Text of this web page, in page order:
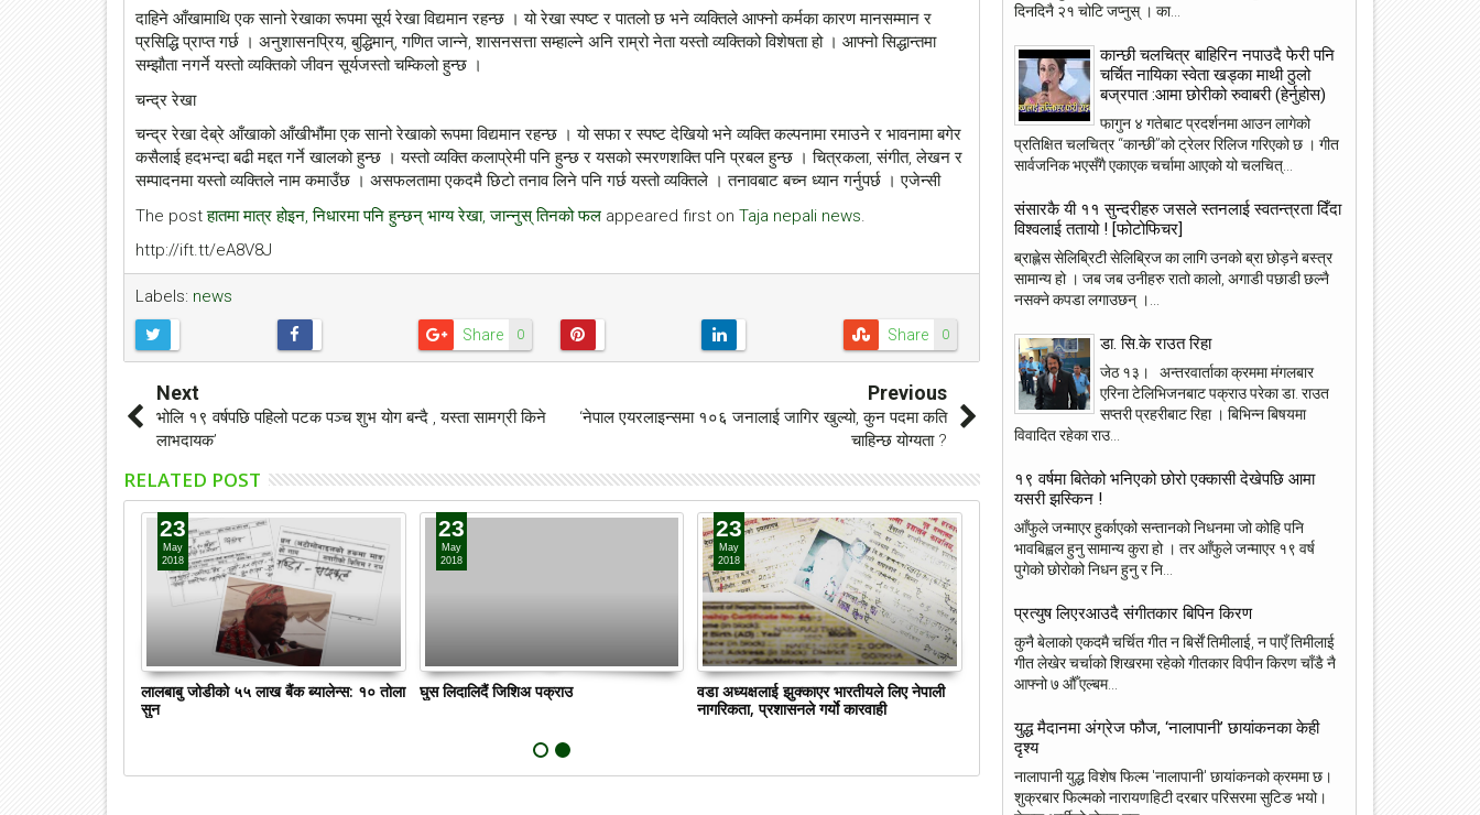
दाहिने आँखामाथि एक सानो रेखाका रूपमा सूर्य रेखा विद्यमान रहन्छ । यो रेखा स्पष्ट र पातलो छ भने व्यक्तिले आफ्नो कर्मका कारण मानसम्मान र
प्रसिद्धि प्राप्त गर्छ । अनुशासनप्रिय, बुद्धिमान्, गणित जान्ने, शासनसत्ता सम्हाल्ने अनि राम्रो नेता यस्तो व्यक्तिको विशेषता हो । आफ्नो सिद्धान्तमा
सम्झौता नगर्ने यस्तो व्यक्तिको जीवन सूर्यजस्तो चम्किलो हुन्छ ।
चन्द्र रेखा
चन्द्र रेखा देब्रे आँखाको आँखीभौंमा एक सानो रेखाको रूपमा विद्यमान रहन्छ । यो सफा र स्पष्ट देखियो भने व्यक्ति कल्पनामा रमाउने र भावनामा बगेर
कसैलाई हदभन्दा बढी मद्दत गर्ने खालको हुन्छ । यस्तो व्यक्ति कलाप्रेमी पनि हुन्छ र यसको स्मरणशक्ति पनि प्रबल हुन्छ । चित्रकला, संगीत, लेखन र
सम्पादनमा यस्तो व्यक्तिले नाम कमाउँछ । असफलतामा एकदमै छिटो तनाव लिने पनि गर्छ यस्तो व्यक्तिले । तनावबाट बच्न ध्यान गर्नुपर्छ । एजेन्सी
The postहातमा मात्र होइन, निधारमा पनि हुन्छन् भाग्य रेखा, जान्नुस् तिनको फल appeared first on Taja nepali news
http://ift.tt/eA8V8J
Labels: news
0
Share 0
Share
Next
भोलि १९ वर्षपछि पहिलो पटक पञ्च शुभ योग बन्दै , यस्ता सामग्री किने
लाभदायक’
Previous
‘नेपाल एयरलाइन्समा १०६ जनालाई जागिर खुल्यो, कुन पदमा कति
चाहिन्छ योग्यता ?
RELATED POST
23
May
2018
लालबाबु जोडीको ५५ लाख बैंक ब्यालेन्स: १० तोला
सुन
23
May
2018
घुस लिदालिदैं जिशिअ पक्राउ
23
May
2018
वडा अध्यक्षलाई झुक्काएर भारतीयले लिए नेपाली
नागरिकता, प्रशासनले गर्याे कारवाही
23
May
कांग्रेस उपसभापति निधि अमेरिकामा
22
May
ब्याटिङ
दिनदिनै २१ चोटि जप्नुस् । का...
कान्छी चलचित्र बाहिरिन नपाउदै फेरी पनि
चर्चित नायिका स्वेता खड्का माथी ठुलो
बज्रपात :आमा छोरीको रुवाबरी (हेर्नुहोस)
फागुन ४ गतेबाट प्रदर्शनमा आउन लागेको
प्रतिक्षित चलचित्र “कान्छी”को ट्रेलर रिलिज गरिएको छ । गीत
सार्वजनिक भएसँगै एकाएक चर्चामा आएको यो चलचित्...
संसारकै यी ११ सुन्दरीहरु जसले स्तनलाई स्वतन्त्रता दिँदा
विश्वलाई ततायो ! [फोटोफिचर]
ब्राह्लेस सेलिब्रिटी सेलिब्रिज का लागि उनको ब्रा छोड़ने बस्त्र
सामान्य हो । जब जब उनीहरु रातो कालो, अगाडी पछाडी छल्नै
नसक्ने कपडा लगाउछन् ।...
डा. सि.के राउत रिहा
जेठ १३। अन्तरवार्ताका क्रममा मंगलबार
एरिना टेलिभिजनबाट पक्राउ परेका डा. राउत
सप्तरी प्रहरीबाट रिहा । बिभिन्न बिषयमा
विवादित रहेका राउ...
१९ वर्षमा बितेको भनिएको छोरो एक्कासी देखेपछि आमा
यसरी झस्किन !
आँफुले जन्माएर हुर्काएको सन्तानको निधनमा जो कोहि पनि
भावबिह्वल हुनु सामान्य कुरा हो । तर आँफुले जन्माएर १९ वर्ष
पुगेको छोरोको निधन हुनु र नि...
प्रत्युष लिएरआउदै संगीतकार बिपिन किरण
कुनै बेलाको एकदमै चर्चित गीत न बिर्सें तिमीलाई, न पाएँ तिमीलाई
गीत लेखेर चर्चाको शिखरमा रहेको गीतकार विपीन किरण चाँडै नै
आफ्नो ७ औँ एल्बम...
युद्ध मैदानमा अंग्रेज फौज, ‘नालापानी’ छायांकनका केही
दृश्य
नालापानी युद्ध विशेष फिल्म 'नालापानी' छायांकनको क्रममा छ।
शुक्रबार फिल्मको नारायणहिटी दरबार परिसरमा सुटिङ भयो।